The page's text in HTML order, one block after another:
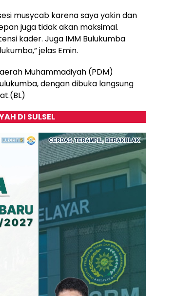
musycab karena saya yakin dan
juga tidak akan maksimal.
kader. Juga IMM Bulukumba
jelas Emin.
Muhammadiyah (PDM)
dengan dibuka langsung
DI SULSEL